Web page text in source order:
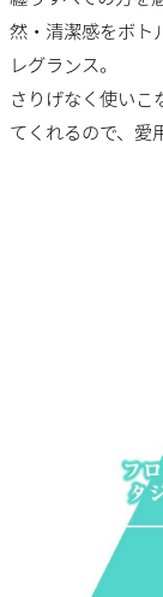
然・清潔感をボト
レグランス。
さりげなく使いこ
てくれるので、愛